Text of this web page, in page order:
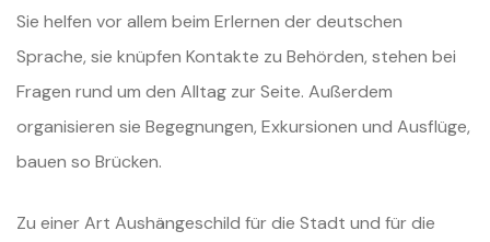
Sie helfen vor allem beim Erlernen der deutschen
Sprache, sie knüpfen Kontakte zu Behörden, stehen bei
Fragen rund um den Alltag zur Seite. Außerdem
organisieren sie Begegnungen, Exkursionen und Ausflüge,
bauen so Brücken.
Zu einer Art Aushängeschild für die Stadt und für die